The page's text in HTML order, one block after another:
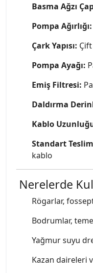
Basma Ağzı
Pompa Ağırlığı:
Çark Yapısı:
Pompa Ayağı:
Emiş Filtresi:
Daldırma
Kablo
Standart
kablo
Nerelerde
Rögarlar,
Bodrumlar,
Yağmur suyu
Kazan daireleri